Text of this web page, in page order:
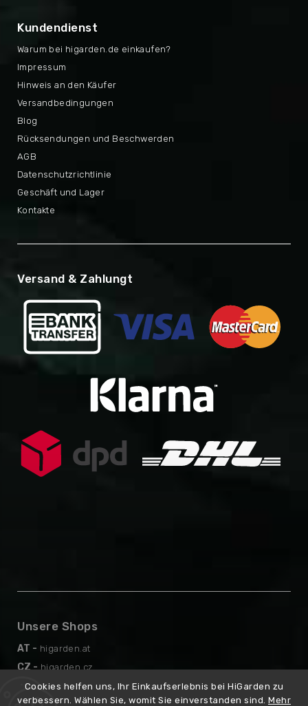
Cookies helfen uns, Ihr Einkaufserlebnis bei HiGarden zu
verbessern. Wählen Sie, womit Sie einverstanden sind. Mehr
Kundendienst
Warum bei higarden.de einkaufen?
Rücksendungen und Beschwerden
Impressum
AGB
Hinweis an den Käufer
Datenschutzrichtlinie
Versandbedingungen
Geschäft und Lager
Blog
Kontakte
Versand & Zahlungt
Unsere Shops
AT - higarden.at
CZ - higarden.cz
EN - higarden.eu